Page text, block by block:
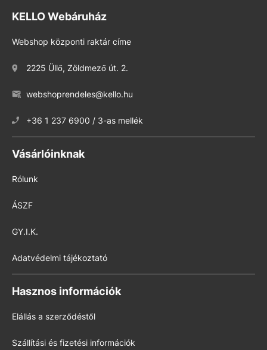
KELLO Webáruház
Webshop központi raktár címe
2225 Üllő, Zöldmező út. 2.
webshoprendeles@kello.hu
+36 1 237 6900 / 3-as mellék
Vásárlóinknak
Rólunk
ÁSZF
GY.I.K.
Adatvédelmi tájékoztató
Hasznos információk
Elállás a szerződéstől
Szállítási és fizetési információk